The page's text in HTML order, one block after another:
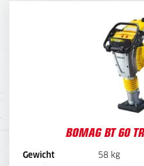
BOMAG BT 60
Gewicht
58 kg
BOMAG BT 60
40,-
150,-